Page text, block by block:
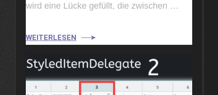
wird eine Lücke gefüllt, die zwischen …
WEITERLESEN